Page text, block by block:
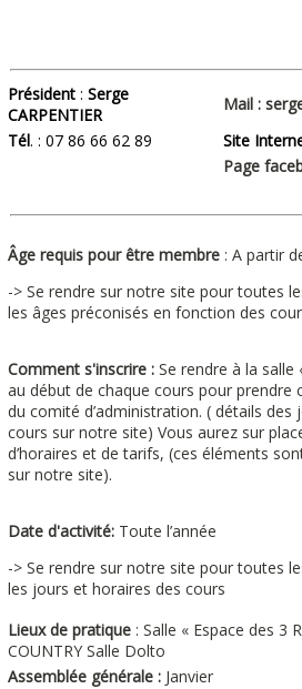
Président :Serge
CARPENTIER
Mail :
Tél. : 07 86 66 62 89 Site
Page
Âge requis pour être membre : A partir
-> Se rendre sur notre site pour toutes
les âges préconisés en fonction des
Comment s'inscrire :Se rendre à la salle
au début de chaque cours pour prendre
du comité d’administration. ( détails des
cours sur notre site) Vous aurez sur
d’horaires et de tarifs, (ces éléments
sur notre site).
Date d'activité: Toute l’année
-> Se rendre sur notre site pour toutes
les jours et horaires des cours
Lieux de pratique : Salle « Espace des 3
COUNTRY Salle Dolto
Assemblée générale : Janvier